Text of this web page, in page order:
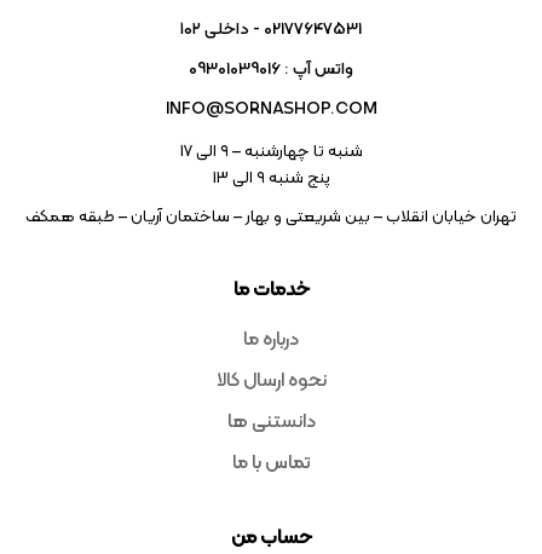
خدمات ما
درباره ما
نحوه ارسال کالا
دانستنی ها
تماس با ما
حساب من
02177647531 - داخلی ۱۰۲
واتس آپ : 09301039016
INFO@SORNASHOP.COM
شنبه تا چهارشنبه – ۹ الی 17
پنج شنبه ۹ الی 13
تهران خیابان انقلاب – بین شریعتی و بهار – ساختمان آریان – طبقه همکف